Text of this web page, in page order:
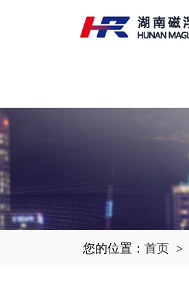
您的位置： 首页 >